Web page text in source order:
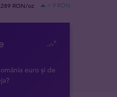
289 RON/oz + 9 RON
euro și de